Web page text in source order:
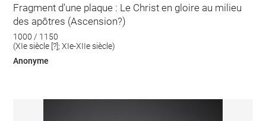
Fragment d'une plaque : Le Christ en gloire au milieu
des apôtres (Ascension?)
1000 / 1150
(XIe siècle [?]; XIe-XIIe siècle)
Anonyme